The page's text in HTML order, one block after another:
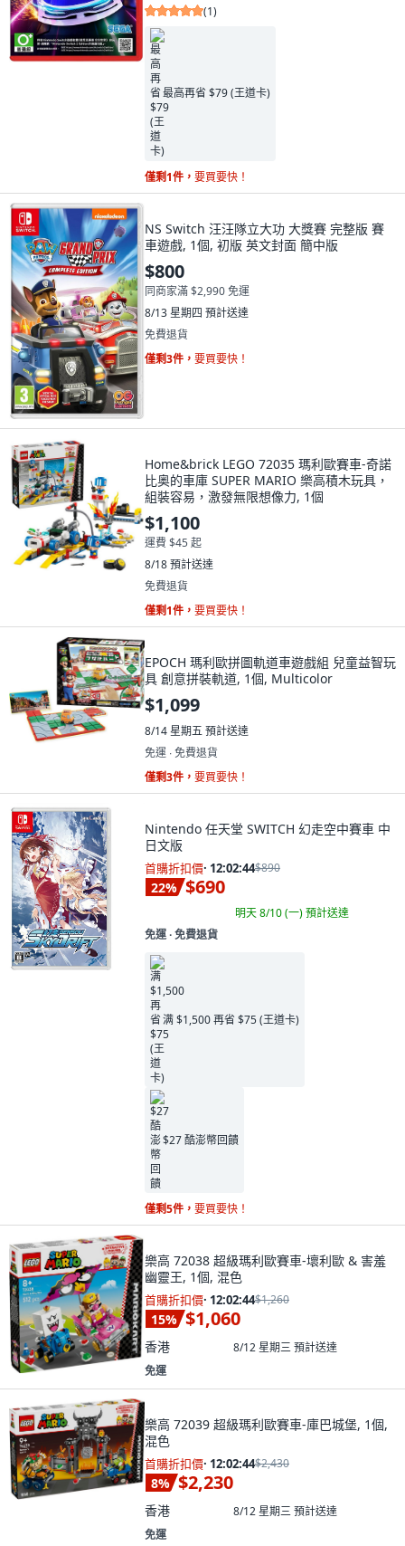
(1)
最高再省 $79 (王道卡)
僅剩1件， 要買要快！
NS Switch 汪汪隊立大功 大獎賽 完整版 賽
車遊戲, 1個, 初版 英文封面 簡中版
$800
同商家滿 $2,990 免運
8/13 星期四 預計送達
免費退貨
僅剩3件， 要買要快！
Home&brick LEGO 72035 瑪利歐賽車-奇諾
比奥的車庫 SUPER MARIO 樂高積木玩具，
組裝容易，激發無限想像力, 1個
$1,100
運費 $45 起
8/18預計送達
免費退貨
僅剩1件， 要買要快！
EPOCH 瑪利歐拼圖軌道車遊戲組 兒童益智玩
具 創意拼裝軌道, 1個, Multicolor
$1,099
8/14 星期五預計送達
免運 ∙ 免費退貨
僅剩3件， 要買要快！
Nintendo 任天堂 SWITCH 幻走空中賽車 中
日文版
首購折扣價· 12:02:43$890
22% $690
明天 8/10 (一)預計送達
免運 ∙ 免費退貨
满 $1,500 再省 $75 (王道卡)
$27 酷澎幣回饋
僅剩5件， 要買要快！
樂高 72038 超級瑪利歐賽車-壞利歐 & 害羞
幽靈王, 1個, 混色
首購折扣價· 12:02:43$1,260
15% $1,060
香港 8/12 星期三預計送達
免運
樂高 72039 超級瑪利歐賽車-庫巴城堡, 1個,
混色
首購折扣價· 12:02:43$2,430
8% $2,230
香港 8/12 星期三預計送達
免運